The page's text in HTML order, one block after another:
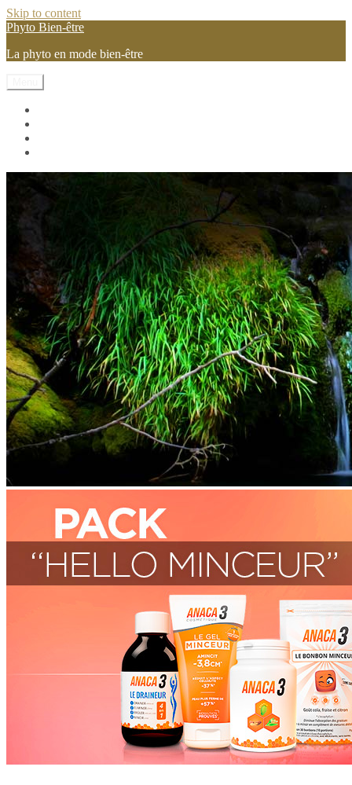
Skip to content
Phyto Bien-être
La phyto en mode bien-être